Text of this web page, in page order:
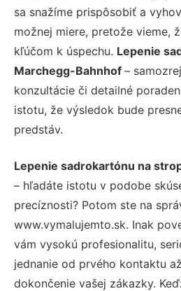
sa snažíme prispôsobiť a
možnej miere, pretože vieme,
kľúčom k úspechu. Lepenie
Marchegg-Bahnhof –
konzultácie či detailné
istotu, že výsledok bude
predstáv.
Lepenie sadrokartónu na
– hľadáte istotu v podobe
precíznosti? Potom ste na
www.vymalujemto.sk. Inak
vám vysokú profesionalitu,
jednanie od prvého kontaktu
dokončenie vašej zákazky.